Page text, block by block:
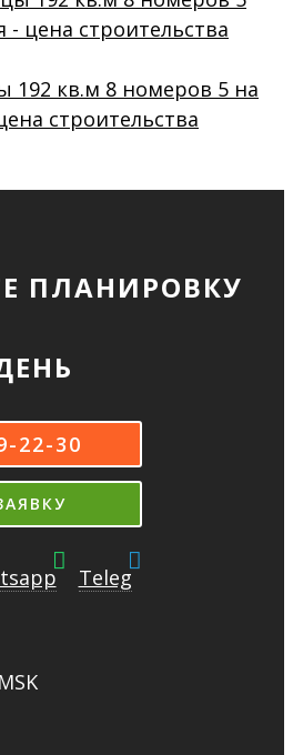
192 кв.м 8 номеров 5 на
строительства
ПЛАНИРОВКУ
22-30
Teleg